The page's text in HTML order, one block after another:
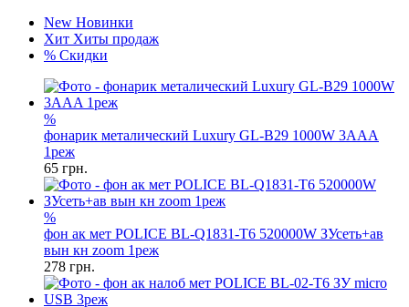
New Новинки
Хит Хиты продаж
% Скидки
%
фонарик металический Luxury GL-B29 1000W 3AAA
1реж
65 грн.
%
фон ак мет POLICE BL-Q1831-T6 520000W ЗУсеть+ав
вын кн zoom 1реж
278 грн.